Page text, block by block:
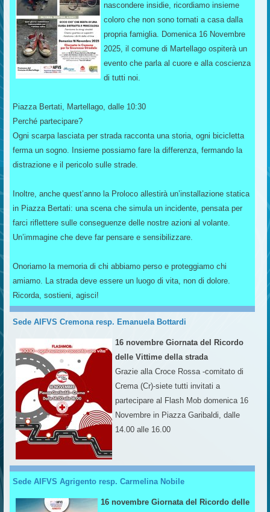
nascondere insidie, ricordiamo insieme
coloro che non sono tornati a casa dalla
propria famiglia. Domenica 16 Novembre
2025, il comune di Martellago ospiterà un
evento che parla al cuore e alla coscienza
di tutti noi.
Piazza Bertati, Martellago, dalle 10:30
Perché partecipare?
Ogni scarpa lasciata per strada racconta una storia, ogni bicicletta
ferma un sogno. Insieme possiamo fare la differenza, fermando la
distrazione e il pericolo sulle strade.
Inoltre, anche quest’anno la Proloco allestirà un’installazione statica
in Piazza Bertati: una scena che simula un incidente, pensata per
farci riflettere sulle conseguenze delle nostre azioni al volante.
Un’immagine che deve far pensare e sensibilizzare.
Onoriamo la memoria di chi abbiamo perso e proteggiamo chi
amiamo. La strada deve essere un luogo di vita, non di dolore.
Ricorda, sostieni, agisci!
Sede AIFVS Cremona resp. Emanuela Bottardi
16 novembre Giornata del Ricordo
delle Vittime della strada
Grazie alla Croce Rossa -comitato di
Crema (Cr)-siete tutti invitati a
partecipare al Flash Mob domenica 16
Novembre in Piazza Garibaldi, dalle
14.00 alle 16.00
Sede AIFVS Agrigento resp. Carmelina Nobile
16 novembre Giornata del Ricordo delle